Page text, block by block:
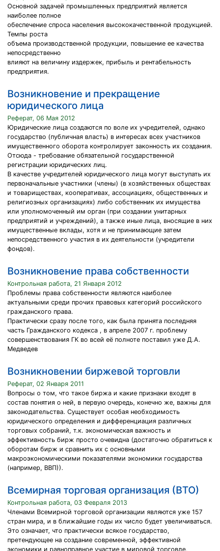
Основной задачей промышленных предприятий является
наиболее полное
обеспечение спроса населения высококачественной продукцией.
Темпы роста
объема производственной продукции, повышение ее качества
непосредственно
влияют на величину издержек, прибыль и рентабельность
предприятия.
Возникновение и прекращение
юридического лица
Реферат, 06 Мая 2012
Юридические лица создаются по воле их учредителей, однако
государство (публичная власть) в интересах всех участников
имущественного оборота контролирует законность их создания.
Отсюда - требование обязательной государственной
регистрации юридических лиц.
В качестве учредителей юридического лица могут выступать их
первоначальные участники (члены) (в хозяйственных обществах
и товариществах, кооперативах, ассоциациях, общественных и
религиозных организациях) либо собственник их имущества
или уполномоченный им орган (при создании унитарных
предприятий и учреждений), а также иные лица, вносящие в них
имущественные вклады, хотя и не принимающие затем
непосредственного участия в их деятельности (учредители
фондов).
Возникновение права собственности
Контрольная работа, 21 Января 2012
Проблемы права собственности являются наиболее
актуальными среди прочих правовых категорий российского
гражданского права.
Практически сразу после того, как была принята последняя
часть Гражданского кодекса , в апреле 2007 г. проблему
совершенствования ГК во всей её полноте поставил уже Д.А.
Медведев
Возникновении биржевой торговли
Реферат, 02 Января 2011
Вопросы о том, что такое биржа и какие признаки входят в
состав понятия о ней, в первую очередь, конечно же, важны для
законодательства. Существует особая необходимость
юридического определения и дифференциация различных
торговых собраний, т.к. экономическая важность и
эффективность бирж просто очевидна (достаточно обратиться к
оборотам бирж и сравнить их с основными
макроэкономическими показателями экономики государства
(например, ВВП)).
Всемирная торговая организация (ВТО)
Контрольная работа, 03 Февраля 2013
Членами Всемирной торговой организации являются уже 157
стран мира, и в ближайшие годы их число будет увеличиваться.
Это означает, что практически всякое государство,
претендующее на создание современной, эффективной
экономики и равноправное участие в мировой торговле,